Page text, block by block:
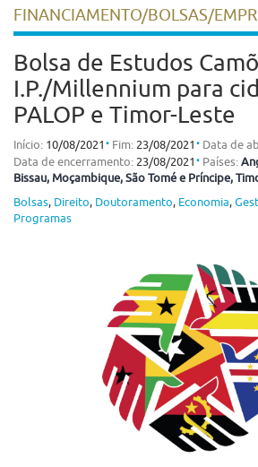
FINANCIAMENTO/BOLSAS/
Bolsa de Estudos
I.P./Millennium para
PALOP e Timor-Leste
Início: 10/08/2021 ⋅ Fim: 23/08/2021 ⋅ Data de
Data de encerramento: 23/08/2021 ⋅ Países:
Bissau, Moçambique, São Tomé e Príncipe,
Bolsas, Direito, Doutoramento, Economia,
Programas